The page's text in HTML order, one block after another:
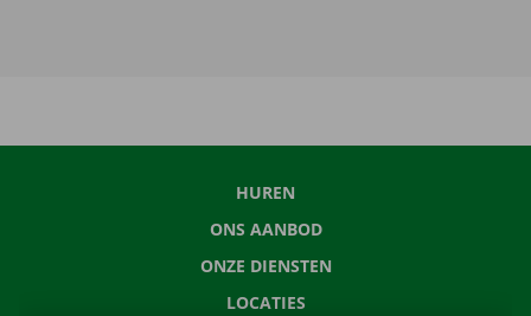
HUREN
ONS AANBOD
ONZE DIENSTEN
LOCATIES